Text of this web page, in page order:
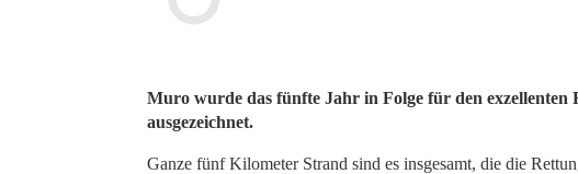
Muro wurde das fünfte Jahr in Folge für den exzellenten
ausgezeichnet.
Ganze fünf Kilometer Strand sind es insgesamt, die die